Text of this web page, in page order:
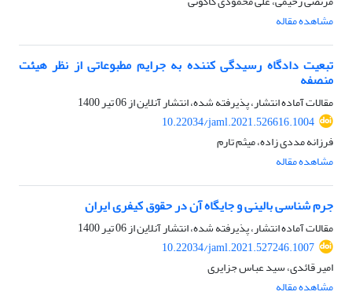
مشاهده مقاله
تبعیت دادگاه رسیدگی کننده به جرایم مطبوعاتی از نظر هیئت
منصفه
مقالات آماده انتشار، پذیرفته شده، انتشار آنلاین از06 تیر 1400
10.22034/jaml.2021.526616.1004
فرزانه مددی زاده، میثم تارم
مشاهده مقاله
جرم شناسی بالینی و جایگاه آن در حقوق کیفری ایران
مقالات آماده انتشار، پذیرفته شده، انتشار آنلاین از06 تیر 1400
10.22034/jaml.2021.527246.1007
امیر قائدی، سید عباس جزایری
مشاهده مقاله